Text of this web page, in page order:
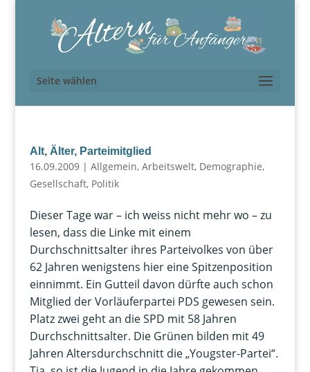
Seite wählen
Alt, Älter, Parteimitglied
16.09.2009| Allgemein, Arbeitswelt, Demographie,
Gesellschaft, Politik
Dieser Tage war – ich weiss nicht mehr wo – zu
lesen, dass die Linke mit einem
Durchschnittsalter ihres Parteivolkes von über
62 Jahren wenigstens hier eine Spitzenposition
einnimmt. Ein Gutteil davon dürfte auch schon
Mitglied der Vorläuferpartei PDS gewesen sein.
Platz zwei geht an die SPD mit 58 Jahren
Durchschnittsalter. Die Grünen bilden mit 49
Jahren Altersdurchschnitt die „Yougster-Partei“.